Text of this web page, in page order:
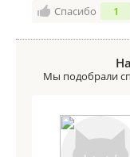
Спасибо 1
Мы подобрали